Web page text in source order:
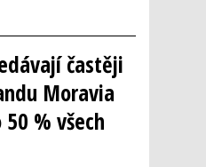
častěji
Moravia
% všech